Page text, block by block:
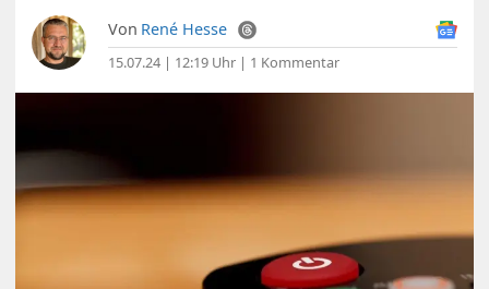
Von René Hesse
15.07.24 | 12:19 Uhr | 1 Kommentar